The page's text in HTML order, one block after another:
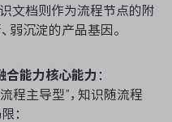
文档则作为流程节点的附
弱沉淀的产品基因。
合能力核心能力 ：
程主导型”，知识随流程
：